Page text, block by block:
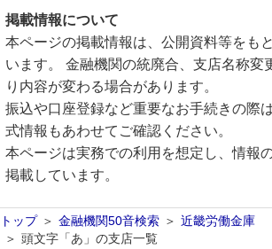
掲載情報について
本ページの掲載情報は、公開資料等をも
います。 金融機関の統廃合、支店名称変
り内容が変わる場合があります。
振込や口座登録など重要なお手続きの際
式情報もあわせてご確認ください。
本ページは実務での利用を想定し、情報
掲載しています。
トップ 金融機関50音検索
近畿労働金庫
頭文字「あ」の支店一覧